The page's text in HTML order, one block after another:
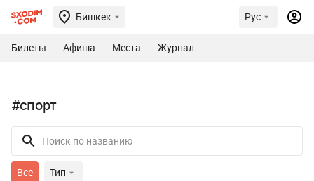
Бишкек Рус
Билеты Афиша Места Журнал
#спорт
Все Тип